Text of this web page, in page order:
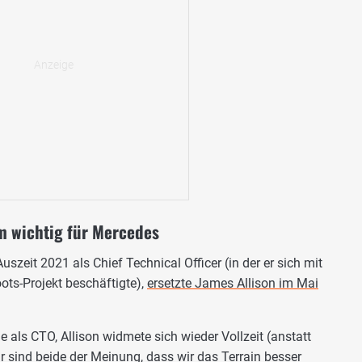
wichtig für Mercedes
2021 als Chief Technical Officer (in der er sich mit
Projekt beschäftigte), ersetzte James Allison im Mai
als CTO, Allison widmete sich wieder Vollzeit (anstatt
sind beide der Meinung, dass wir das Terrain besser